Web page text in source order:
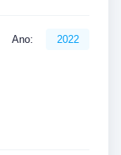
Ano: 2022